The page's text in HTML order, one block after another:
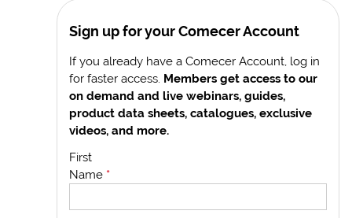
Sign up for your Comecer Account
If you already have a Comecer Account, log in
for faster access. Members get access to our
on demand and live webinars, guides,
product data sheets, catalogues, exclusive
videos, and more.
First
Name *